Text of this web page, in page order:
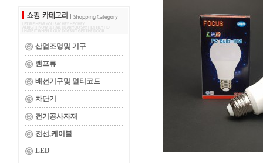
산업조명및 기구
램프류
배선기구및 멀티코드
차단기
전기공사자재
전선,케이블
LED